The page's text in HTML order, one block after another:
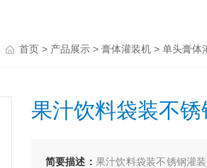
首页 > 产品展示 > 膏体灌装机 > 单头膏体
果汁饮料袋装不
简要描述： 果汁饮料袋装不锈钢灌